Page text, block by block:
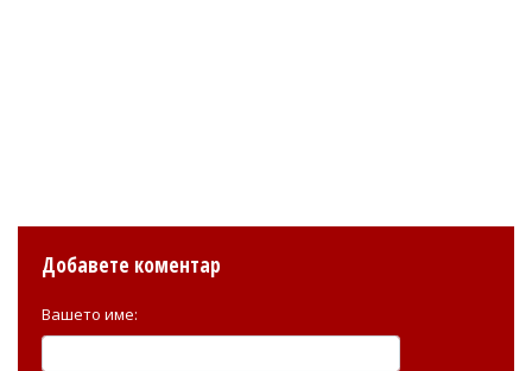
Добавете коментар
Вашето име: